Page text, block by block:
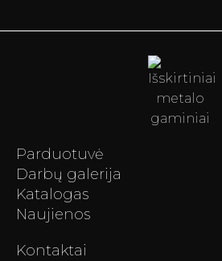
Parduotuvė
Darbų galerija
Katalogas
Naujienos
Kontaktai